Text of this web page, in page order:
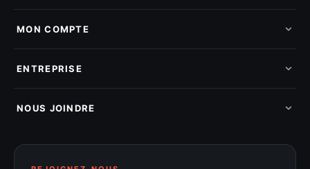
Nos marques
Pads de polissage
Pièces détachées
MON COMPTE
Mes tickets SAV
Mon parrainage
Programme fidelite
ENTREPRISE
Compte pro
Politique de retour
NOUS JOINDRE
89100 SENS